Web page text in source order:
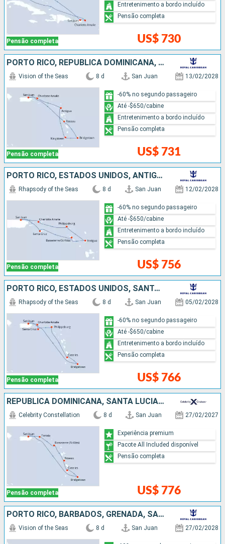
Pensão completa US$ 730
Entretenimento a bordo incluído
Pensão completa
PORTO RICO, REPUBLICA DOMINICANA, BARBADOS, SÃO VINCENTE E GRANADINAS, ANTIGUA E BARBUDA, ESTADOS UNIDOS
Pensão completa
Vision of the Seas 8 d San Juan 13/02/2028
US$ 731
-60% no segundo passageiro
Até -$650/cabine
Entretenimento a bordo incluído
Pensão completa
PORTO RICO, ESTADOS UNIDOS, ANTIGUA E BARBUDA
Pensão completa
Rhapsody of the Seas 8 d San Juan 12/02/2028
US$ 756
-60% no segundo passageiro
Até -$650/cabine
Entretenimento a bordo incluído
Pensão completa
PORTO RICO, ESTADOS UNIDOS, SANTA LUCIA, BARBADOS
Pensão completa
Rhapsody of the Seas 8 d San Juan 05/02/2028
US$ 766
-60% no segundo passageiro
Até -$650/cabine
Entretenimento a bordo incluído
Pensão completa
REPUBLICA DOMINICANA, SANTA LUCIA, BARBADOS, PORTO RICO
Pensão completa
Celebrity Constellation 8 d San Juan 27/02/2027
US$ 776
Experiência premium
Pacote All Included disponível
Pensão completa
PORTO RICO, BARBADOS, GRENADA, SANTA LUCIA, ANTIGUA E BARBUDA, ESTADOS UNIDOS
Vision of the Seas 8 d San Juan 27/02/2028